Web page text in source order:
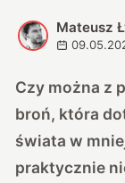
M
Mateusz
Czy można z
broń, która
świata w
praktycznie